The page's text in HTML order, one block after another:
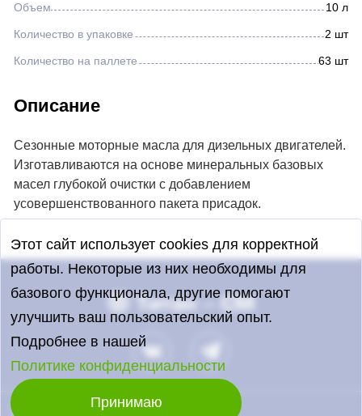
Объем 10 л
Количество в упаковке 2 шт
Количество на паллете 63 шт
Описание
Сезонные моторные масла для дизельных двигателей.
Изготавливаются на основе минеральных базовых
масел глубокой очистки с добавлением
усовершенствованного пакета присадок.
© 2026 «Титан — СМ»
Этот сайт использует cookies для корректной
работы. Некоторые из них необходимы для
базового функционала, другие помогают
улучшить ваш пользовательский опыт.
Подробнее в нашей
Политике конфиденциальности
Принимаю